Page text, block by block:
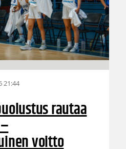
21:44
rautaa
voitto